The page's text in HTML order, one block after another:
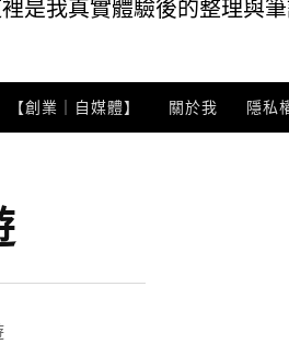
是我真實體驗後的整理與
【創業｜自媒體】 關於我 隱私